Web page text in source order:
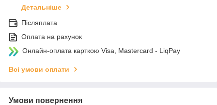
Детальніше
Післяплата
Оплата на рахунок
Онлайн-оплата карткою Visa, Mastercard - LiqPay
Всі умови оплати
Умови повернення